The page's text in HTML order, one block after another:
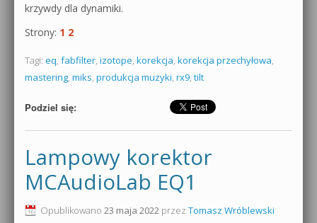
krzywdy dla dynamiki.
Strony: 1 2
Tagi: eq, fabfilter, izotope, korekcja, korekcja przechyłowa,
mastering, miks, produkcja muzyki, rx9, tilt
Podziel się:
Lampowy korektor
MCAudioLab EQ1
Opublikowano 23 maja 2022 przez Tomasz Wróblewski